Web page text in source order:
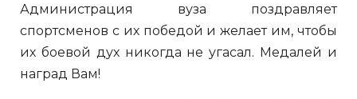
Администрация вуза поздравляет
спортсменов с их победой и желает им, чтобы
их боевой дух никогда не угасал. Медалей и
наград Вам!